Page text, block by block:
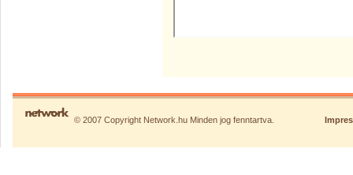
© 2007 Copyright Network.hu Minden jog fenntartva.